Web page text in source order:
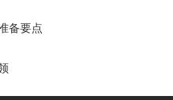
备要点